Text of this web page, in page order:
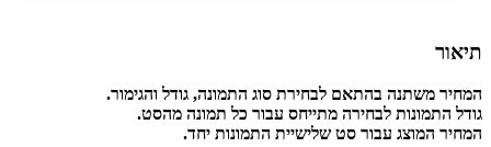
תיאור
המחיר משתנה בהתאם לבחירת סוג התמונה, גודל והגימור.
גודל התמונות לבחירה מתייחס עבור כל תמונה מהסט.
המחיר המוצג עבור סט שלישיית התמונות יחד.